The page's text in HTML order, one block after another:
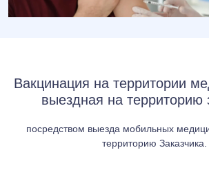
Вакцинация на территории
выездная на территорию
посредством выезда мобильных
территорию Заказчика.